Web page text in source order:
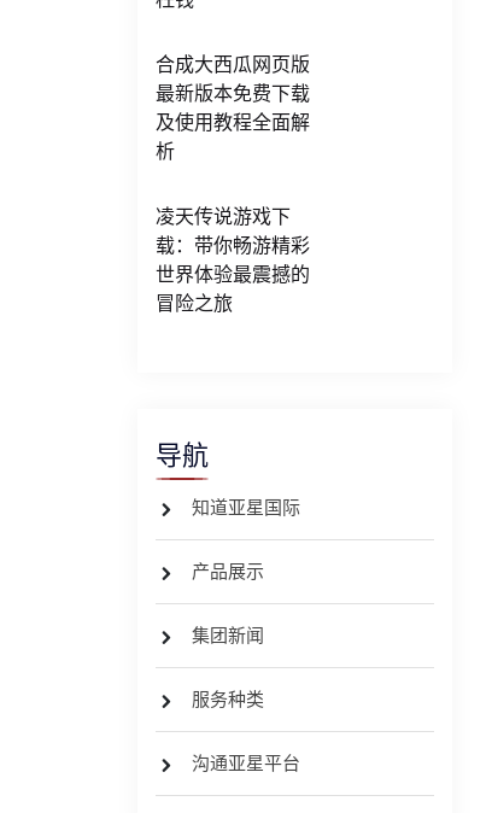
合成大西瓜网页版
最新版本免费下载
及使用教程全面解
析
凌天传说游戏下
载：带你畅游精彩
世界体验最震撼的
冒险之旅
导航
知道亚星国际
产品展示
集团新闻
服务种类
沟通亚星平台